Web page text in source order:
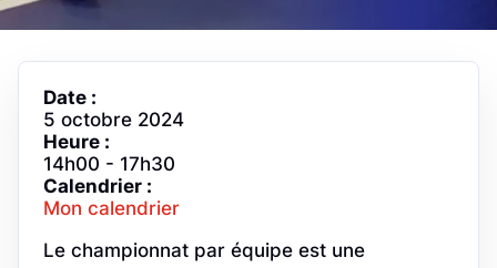
Date :
5 octobre 2024
Heure :
14h00 - 17h30
Calendrier :
Mon calendrier
Le championnat par équipe est une